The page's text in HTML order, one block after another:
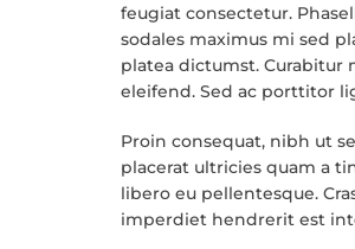
feugiat consectetur.
sodales maximus mi sed
platea dictumst. Curabitur
eleifend. Sed ac porttitor
Proin consequat, nibh ut
placerat ultricies quam a
libero eu pellentesque.
imperdiet hendrerit est